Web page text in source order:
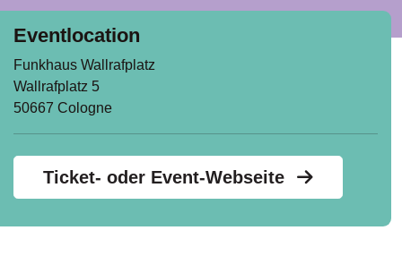
Eventlocation
Funkhaus Wallrafplatz
Wallrafplatz 5
50667 Cologne
Ticket- oder Event-Webseite